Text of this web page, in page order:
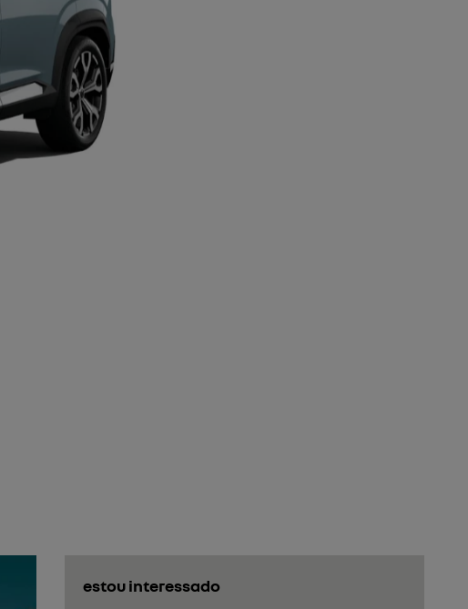
estou interessado